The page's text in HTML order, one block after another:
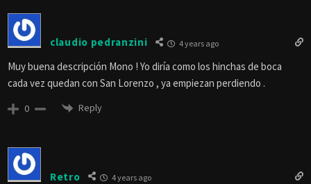
claudio pedranzini 4 years ago
Muy buena descripción Mono ! Yo diría como los hinchas de boca
cada vez quedan con San Lorenzo , ya empiezan perdiendo .
0 Reply
Retro 4 years ago